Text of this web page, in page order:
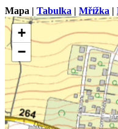
Mapa | Tabulka | Mřížka |
+
−